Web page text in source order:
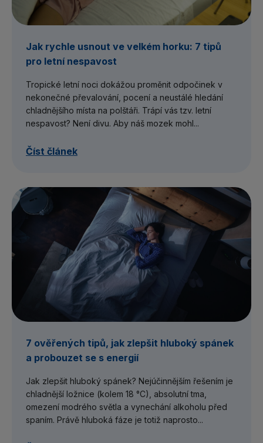
Jak rychle usnout ve velkém horku: 7 tipů
pro letní nespavost
Tropické letní noci dokážou proměnit odpočinek v
nekonečné převalování, pocení a neustálé hledání
chladnějšího místa na polštáři. Trápí vás tzv. letní
nespavost? Není divu. Aby náš mozek mohl...
Číst článek
7 ověřených tipů, jak zlepšit hluboký spánek
a probouzet se s energií
Jak zlepšit hluboký spánek? Nejúčinnějším řešením je
chladnější ložnice (kolem 18 °C), absolutní tma,
omezení modrého světla a vynechání alkoholu před
spaním. Právě hluboká fáze je totiž naprosto...